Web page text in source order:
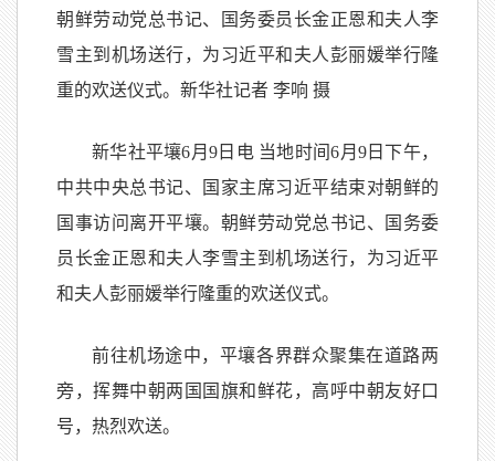
朝鲜劳动党总书记、国务委员长金正恩和夫人李
雪主到机场送行，为习近平和夫人彭丽媛举行隆
重的欢送仪式。新华社记者 李响 摄
新华社平壤6月9日电 当地时间6月9日下午，
中共中央总书记、国家主席习近平结束对朝鲜的
国事访问离开平壤。朝鲜劳动党总书记、国务委
员长金正恩和夫人李雪主到机场送行，为习近平
和夫人彭丽媛举行隆重的欢送仪式。
前往机场途中，平壤各界群众聚集在道路两
旁，挥舞中朝两国国旗和鲜花，高呼中朝友好口
号，热烈欢送。